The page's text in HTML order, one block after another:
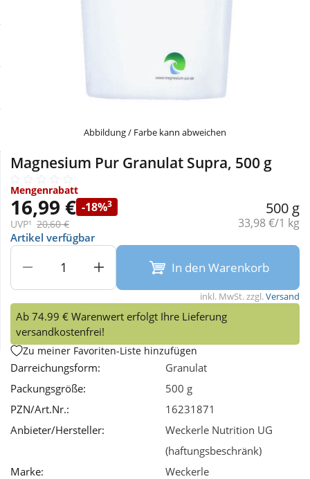
Täglich gut versorgt
Nahrungsergänzung
Natur & Homöopathie
Sanitätshaus
Wellness
Abbildung / Farbe kann abweichen
Magnesium Pur Granulat Supra, 500 g
Mengenrabatt
16,99 € -18%3
UVP¹ 20,60 €
500 g
Grundpreis:
33,98 €/1 kg
Artikel verfügbar
In den Warenkorb
inkl. MwSt. zzgl.Versand
Ab 74.99 € Warenwert erfolgt Ihre Lieferung
versandkostenfrei!
Zu meiner Favoriten-Liste hinzufügen
Darreichungsform:
Granulat
Packungsgröße:
500 g
PZN/Art.Nr.:
16231871
Anbieter/Hersteller:
Weckerle Nutrition UG
(haftungsbeschränk)
Marke:
Weckerle